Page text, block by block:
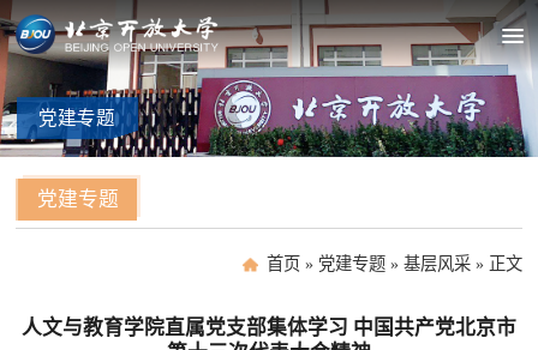
党建专题
党建专题
首页 » 党建专题» 基层风采» 正文
人文与教育学院直属党支部集体学习 中国共产党北京市